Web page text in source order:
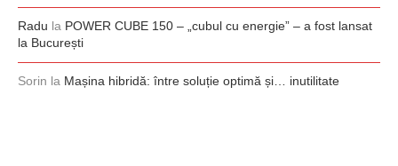
Radu la POWER CUBE 150 – „cubul cu energie” – a fost lansat
la București
Sorin la Mașina hibridă: între soluție optimă și… inutilitate